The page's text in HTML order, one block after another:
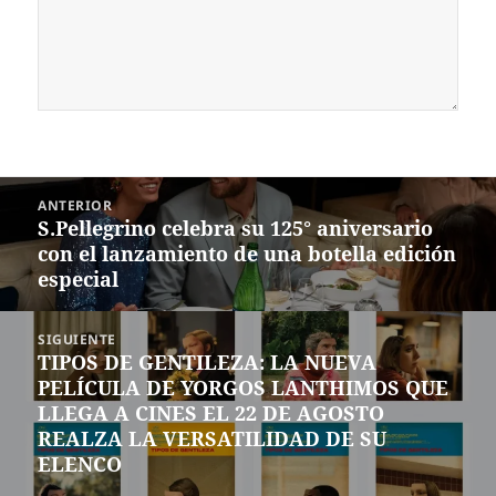
Navegación
entradas
ANTERIOR
Entrada
anterior:
S.Pellegrino celebra su 125° aniversario
con el lanzamiento de una botella edición
especial
SIGUIENTE
Siguiente
entrada:
TIPOS DE GENTILEZA: LA NUEVA
PELÍCULA DE YORGOS LANTHIMOS QUE
LLEGA A CINES EL 22 DE AGOSTO
REALZA LA VERSATILIDAD DE SU
ELENCO